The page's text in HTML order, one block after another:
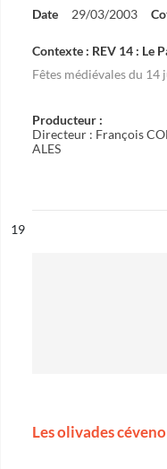
Date 29/03/2003
Contexte : REV 14 : Le
Fêtes médiévales du 14
Producteur :
Directeur : François
ALES
n°
19
Les olivades